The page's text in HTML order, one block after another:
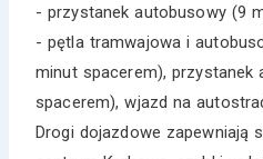
- przystanek autobusowy (9
- pętla tramwajowa i
minut spacerem), przystanek
spacerem), wjazd na
Drogi dojazdowe zapewniają